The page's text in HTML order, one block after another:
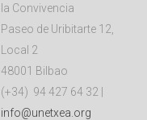
la Convivencia
Paseo de Uribitarte 12,
Local 2
48001 Bilbao
(+34) 94 427 64 32 |
info@unetxea.org